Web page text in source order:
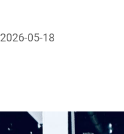
2026-05-18